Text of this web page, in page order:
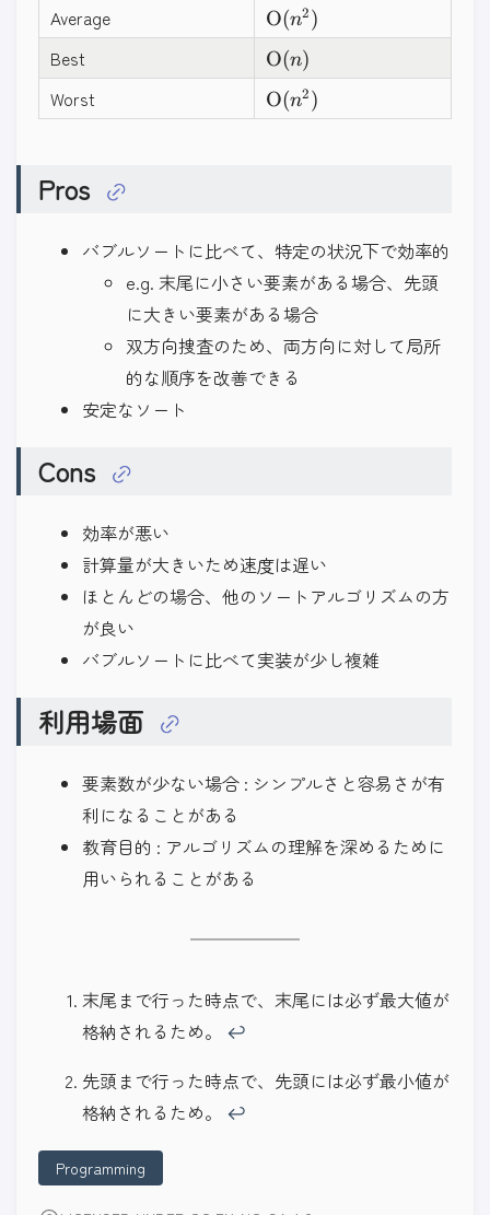
Average
\mathrm{O}
(n^2)
O(n2)
Best
\mathrm{O}
(n)
O(n)
Worst
\mathrm{O}
(n^2)
O(n2)
Pros
バブルソートに比べて、特定の状況下で効率的
e.g. 末尾に小さい要素がある場合、先頭
に大きい要素がある場合
双方向捜査のため、両方向に対して局所
的な順序を改善できる
安定なソート
Cons
効率が悪い
計算量が大きいため速度は遅い
ほとんどの場合、他のソートアルゴリズムの方
が良い
バブルソートに比べて実装が少し複雑
利用場面
要素数が少ない場合 : シンプルさと容易さが有
利になることがある
教育目的 : アルゴリズムの理解を深めるために
用いられることがある
末尾まで行った時点で、末尾には必ず最大値が
格納されるため。 ↩︎
先頭まで行った時点で、先頭には必ず最小値が
格納されるため。 ↩︎
Programming